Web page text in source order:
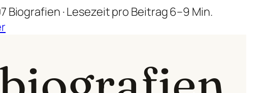
Biografien · Lesezeit pro Beitrag 6–9 Min.